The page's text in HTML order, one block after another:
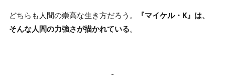
どちらも人間の崇高な生き方だろう。
『マイケル・K』は、
そんな人間の力強さが描かれている。